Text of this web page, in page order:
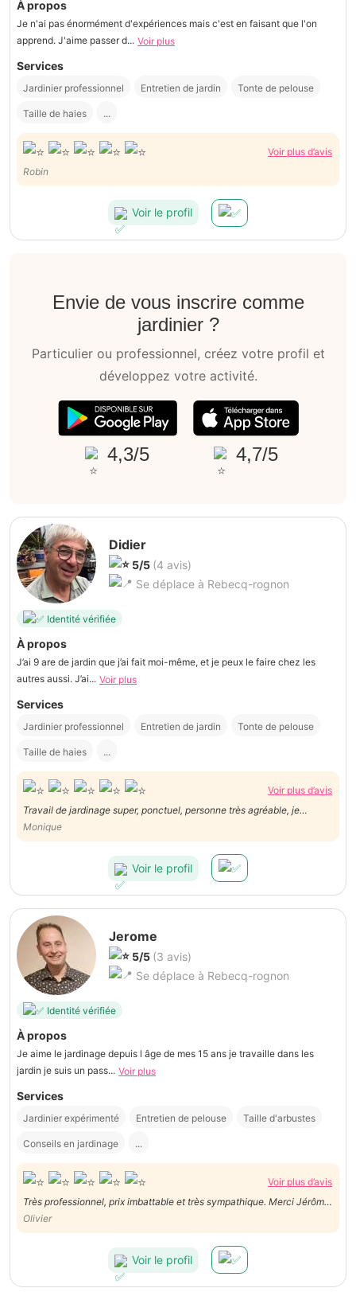
À propos
Je n'ai pas énormément d'expériences mais c'est en faisant que l'on
apprend. J'aime passer d... Voir plus
Services
Jardinier professionnel Entretien de jardin Tonte de pelouse
Taille de haies ...
Voir plus d’avis
Robin
Voir le profil
Envie de vous inscrire comme
jardinier ?
Particulier ou professionnel, créez votre profil et
développez votre activité.
4,3/5 4,7/5
Didier
5/5 (4 avis)
Se déplace à Rebecq-rognon
Identité vérifiée
À propos
J’ai 9 are de jardin que j’ai fait moi-même, et je peux le faire chez les
autres aussi. J’ai... Voir plus
Services
Jardinier professionnel Entretien de jardin Tonte de pelouse
Taille de haies ...
Voir plus d’avis
Travail de jardinage super, ponctuel, personne très agréable, je
Monique
Voir le profil
Jerome
5/5 (3 avis)
Se déplace à Rebecq-rognon
Identité vérifiée
À propos
Je aime le jardinage depuis l âge de mes 15 ans je travaille dans les
jardin je suis un pass... Voir plus
Services
Jardinier expérimenté Entretien de pelouse Taille d'arbustes
Conseils en jardinage ...
Voir plus d’avis
Très professionnel, prix imbattable et très sympathique. Merci Jérôme
👍
Olivier
Voir le profil